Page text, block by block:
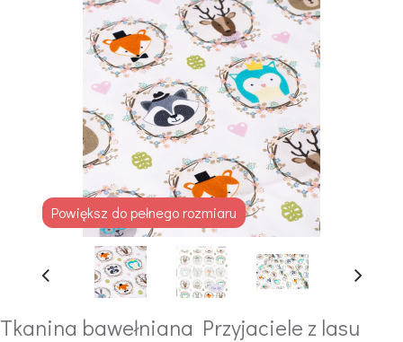
Powiększ do pełnego rozmiaru
Tkanina bawełniana Przyjaciele z lasu